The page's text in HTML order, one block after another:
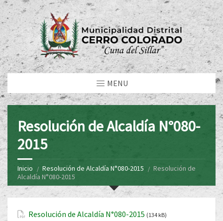
MENU
Resolución de Alcaldía N°080-
2015
Inicio Resolución de Alcaldía N°080-2015
Resolución de
Alcaldía N°080-2015
Resolución de Alcaldía N°080-2015 (134 kB)